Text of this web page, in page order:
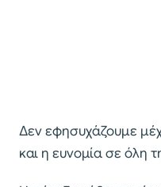
Δεν εφησυχάζουμε
και η ευνομία σε όλη